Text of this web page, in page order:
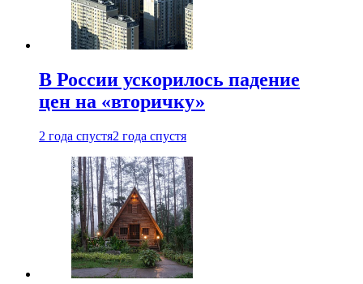
В России ускорилось падение
цен на «вторичку»
2 года спустя2 года спустя